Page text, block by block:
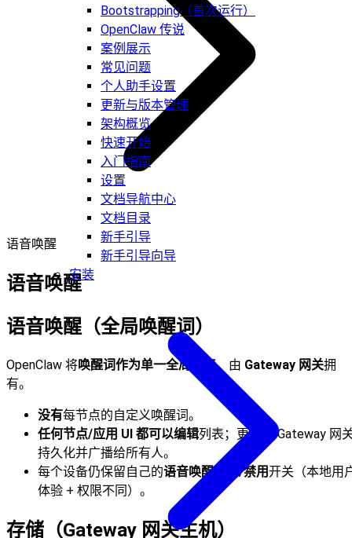
Bootstrapping（首次运行）
OpenClaw 传说
案例展示
常见问题
个人助手设置
更新与版本管理
架构概览
快速开始
入门指南
设置
文档导航中心
文档目录
新手引导
新手引导向导
安装
语音唤醒
语音唤醒
语音唤醒（全局唤醒词）
OpenClaw 将唤醒词作为单一全局列表，由 Gateway 网关拥
有。
没有每节点的自定义唤醒词。
任何节点/应用 UI 都可以编辑列表；更改由 Gateway 网
持久化并广播给所有人。
每个设备仍保留自己的语音唤醒启用/禁用开关（本地用
体验 + 权限不同）。
存储（Gateway 网关主机）